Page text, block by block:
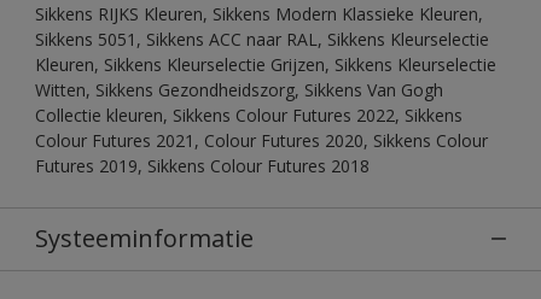
Sikkens RIJKS Kleuren, Sikkens Modern Klassieke Kleuren,
Sikkens 5051, Sikkens ACC naar RAL, Sikkens Kleurselectie
Kleuren, Sikkens Kleurselectie Grijzen, Sikkens Kleurselectie
Witten, Sikkens Gezondheidszorg, Sikkens Van Gogh
Collectie kleuren, Sikkens Colour Futures 2022, Sikkens
Colour Futures 2021, Colour Futures 2020, Sikkens Colour
Futures 2019, Sikkens Colour Futures 2018
Systeeminformatie